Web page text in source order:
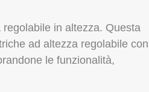
in altezza. Questa
ad altezza regolabile con
le funzionalità,